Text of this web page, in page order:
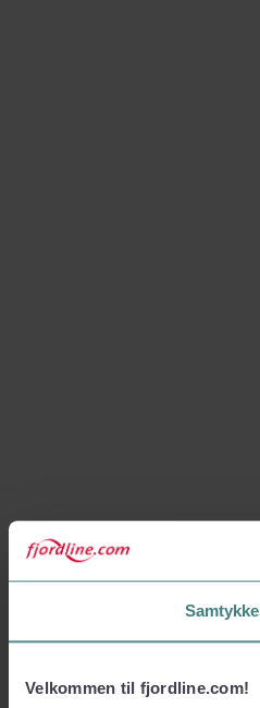
Samtykke
Velkommen til fjordline.com!